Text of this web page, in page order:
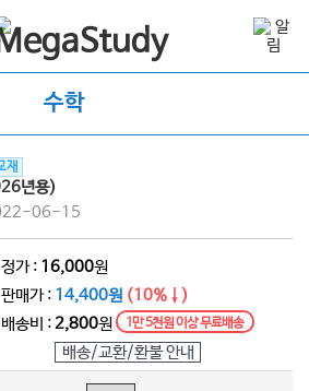
수학
재
년용)
06-15
정가 : 16,000원
판매가 : 14,400원 (10%↓)
배송비 :2,800원 1만 5천원 이상 무료배송
배송/교환/환불 안내